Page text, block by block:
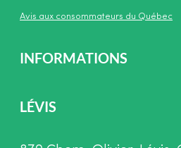
Avis aux consommateurs du Québec
INFORMATIONS
LÉVIS